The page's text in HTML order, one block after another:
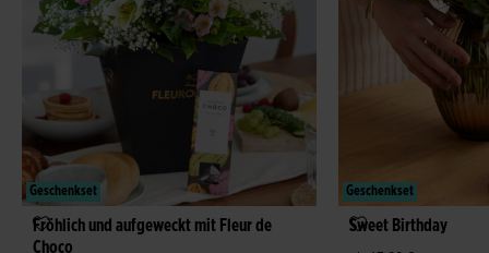
Geschenkset
Fröhlich und aufgeweckt mit Fleur de
Choco
Geschenkset
Sweet Birthday